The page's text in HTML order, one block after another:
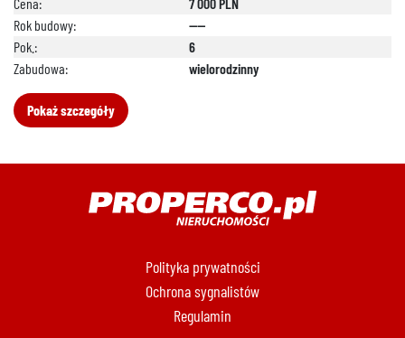
Rok budowy:
----
Pok.:
6
Zabudowa:
wielorodzinny
Pokaż szczegóły
Polityka prywatności
Ochrona sygnalistów
Regulamin